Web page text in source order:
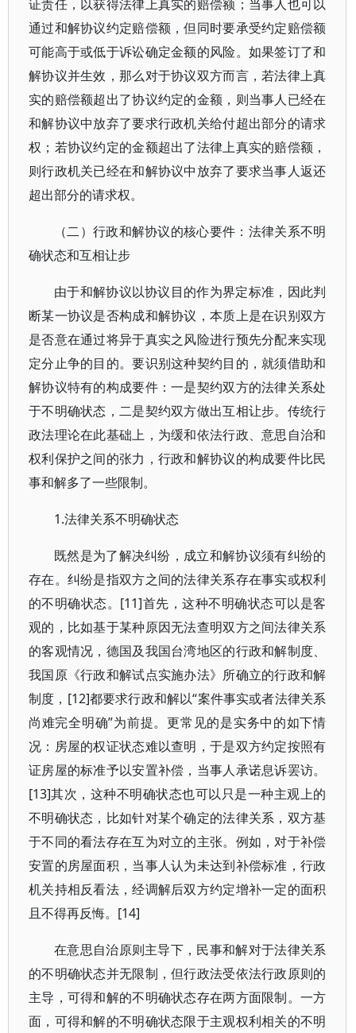
证责任，以获得法律上真实的赔偿额；当事人也可以
通过和解协议约定赔偿额，但同时要承受约定赔偿额
可能高于或低于诉讼确定金额的风险。如果签订了和
解协议并生效，那么对于协议双方而言，若法律上真
实的赔偿额超出了协议约定的金额，则当事人已经在
和解协议中放弃了要求行政机关给付超出部分的请求
权；若协议约定的金额超出了法律上真实的赔偿额，
则行政机关已经在和解协议中放弃了要求当事人返还
超出部分的请求权。
（二）行政和解协议的核心要件：法律关系不明
确状态和互相让步
由于和解协议以协议目的作为界定标准，因此判
断某一协议是否构成和解协议，本质上是在识别双方
是否意在通过将异于真实之风险进行预先分配来实现
定分止争的目的。要识别这种契约目的，就须借助和
解协议特有的构成要件：一是契约双方的法律关系处
于不明确状态，二是契约双方做出互相让步。传统行
政法理论在此基础上，为缓和依法行政、意思自治和
权利保护之间的张力，行政和解协议的构成要件比民
事和解多了一些限制。
1.法律关系不明确状态
既然是为了解决纠纷，成立和解协议须有纠纷的
存在。纠纷是指双方之间的法律关系存在事实或权利
的不明确状态。[11]首先，这种不明确状态可以是客
观的，比如基于某种原因无法查明双方之间法律关系
的客观情况，德国及我国台湾地区的行政和解制度、
我国原《行政和解试点实施办法》所确立的行政和解
制度，[12]都要求行政和解以“案件事实或者法律关系
尚难完全明确”为前提。更常见的是实务中的如下情
况：房屋的权证状态难以查明，于是双方约定按照有
证房屋的标准予以安置补偿，当事人承诺息诉罢访。
[13]其次，这种不明确状态也可以只是一种主观上的
不明确状态，比如针对某个确定的法律关系，双方基
于不同的看法存在互为对立的主张。例如，对于补偿
安置的房屋面积，当事人认为未达到补偿标准，行政
机关持相反看法，经调解后双方约定增补一定的面积
且不得再反悔。[14]
在意思自治原则主导下，民事和解对于法律关系
的不明确状态并无限制，但行政法受依法行政原则的
主导，可得和解的不明确状态存在两方面限制。一方
面，可得和解的不明确状态限于主观权利相关的不明